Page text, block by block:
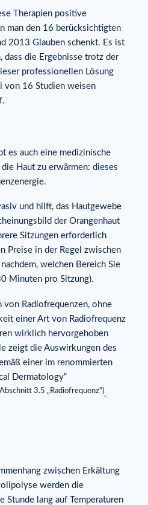
Therapien positive
man den 16 berücksichtigten
2013 Glauben schenkt. Es ist
dass die Ergebnisse trotz der
professionellen Lösung
von 16 Studien weisen
es auch eine medizinische
die Haut zu erwärmen: dieses
und hilft, das Hautgewebe
der Orangenhaut
Sitzungen erforderlich
Preise in der Regel zwischen
welchen Bereich Sie
Minuten pro Sitzung).
von Radiofrequenzen, ohne
einer Art von Radiofrequenz
wirklich hervorgehoben
zeigt die Auswirkungen des
einer im renommierten
Dermatology“
3.5 „Radiofrequenz“).
zwischen Erkältung
werden die
Stunde lang auf Temperaturen